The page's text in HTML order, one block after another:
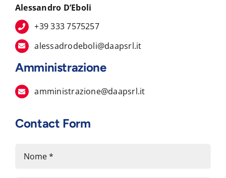
Alessandro D’Eboli
+39 333 7575257
alessadrodeboli@daapsrl.it
Amministrazione
amministrazione@daapsrl.it
Contact Form